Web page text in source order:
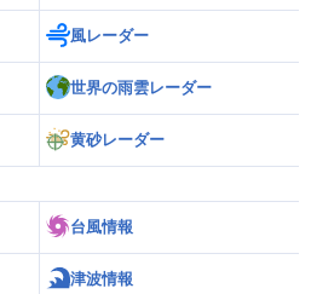
風レーダー
世界の雨雲レーダー
黄砂レーダー
台風情報
津波情報